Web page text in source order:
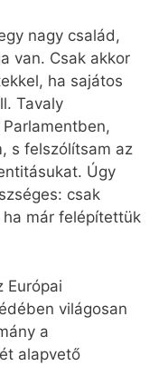
nagy család,
van. Csak akkor
ha sajátos
Tavaly
s felszólítsam az
Úgy
csak
már felépítettük
Európai
világosan
a
alapvető